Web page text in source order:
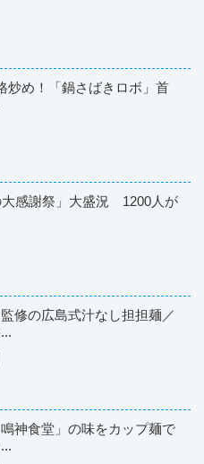
炒め！「鍋さばきロボ」首
大感謝祭」大盛況 1200人が
監修の広島式汁なし担担麺／
神食堂」の味をカップ麺で